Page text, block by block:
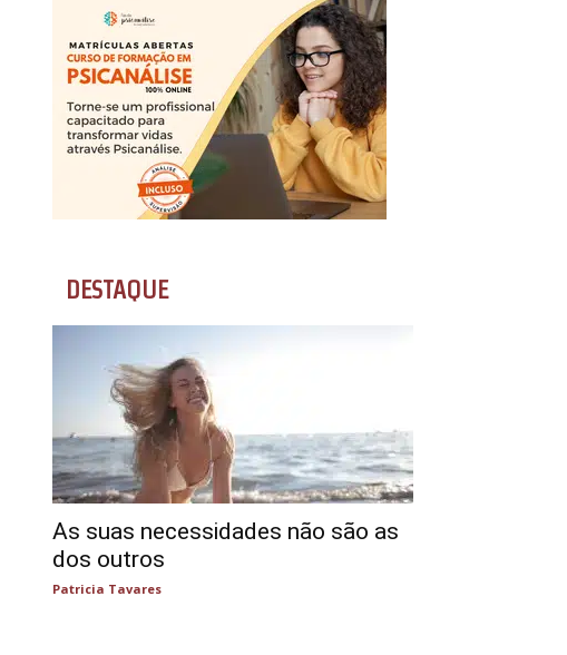
DESTAQUE
As suas necessidades não são as
dos outros
Patricia Tavares